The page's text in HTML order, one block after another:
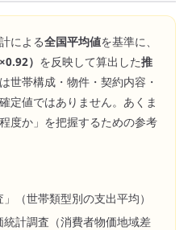
による全国平均値を基準に、
0.92） を反映して算出した推
世帯構成・物件・契約内容・
定値ではありません。あくま
度か」を把握するための参考
（世帯類型別の支出平均）
計調査（消費者物価地域差